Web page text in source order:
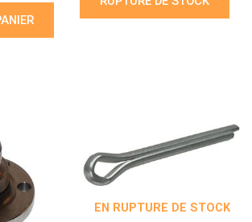
EN RUPTURE DE STOCK